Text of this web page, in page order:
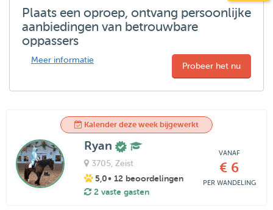
Plaats een oproep, ontvang persoonlijke
aanbiedingen van betrouwbare
oppassers
Meer informatie
Probeer het nu
Kalender deze week bijgewerkt
Ryan
3705, Zeist
5,0• 12 beoordelingen
2 vaste gasten
VANAF
€ 6
PER WANDELING